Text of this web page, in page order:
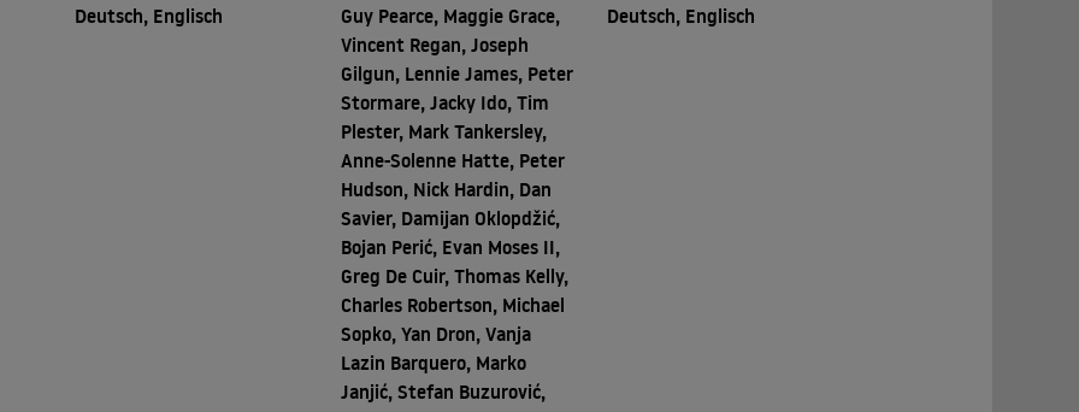
Deutsch, Englisch
Guy Pearce, Maggie Grace,
Vincent Regan, Joseph
Gilgun, Lennie James, Peter
Stormare, Jacky Ido, Tim
Plester, Mark Tankersley,
Anne-Solenne Hatte, Peter
Hudson, Nick Hardin, Dan
Savier, Damijan Oklopdžić,
Bojan Perić, Evan Moses II,
Greg De Cuir, Thomas Kelly,
Charles Robertson, Michael
Sopko, Yan Dron, Vanja
Lazin Barquero, Marko
Janjić, Stefan Buzurović,
Deutsch, Englisch